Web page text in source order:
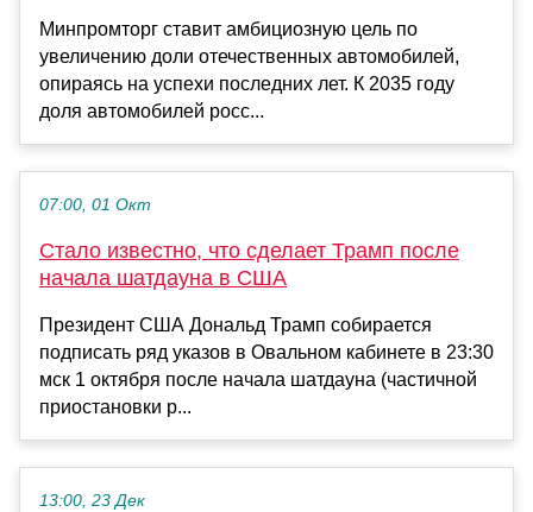
Минпромторг ставит амбициозную цель по
увеличению доли отечественных автомобилей,
опираясь на успехи последних лет. К 2035 году
доля автомобилей росс...
07:00, 01 Окт
Стало известно, что сделает Трамп после
начала шатдауна в США
Президент США Дональд Трамп собирается
подписать ряд указов в Овальном кабинете в 23:30
мск 1 октября после начала шатдауна (частичной
приостановки р...
13:00, 23 Дек